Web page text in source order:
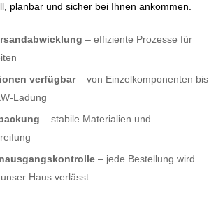
planbar und sicher bei Ihnen ankommen.
– effiziente Prozesse für
verfügbar– von Einzelkomponenten bis
Ladung
– stabile Materialien und
– jede Bestellung wird
Haus verlässt